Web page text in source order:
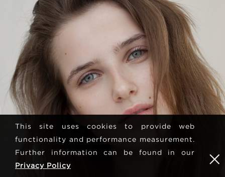
This site uses cookies to provide web
functionality and performance measurement.
Further information can be found in our
Privacy Policy